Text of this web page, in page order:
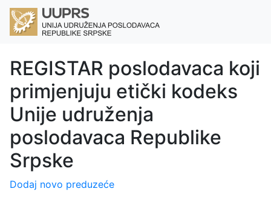
REGISTAR poslodavaca koji
primjenjuju etički kodeks
Unije udruženja
poslodavaca Republike
Srpske
Dodaj novo preduzeće